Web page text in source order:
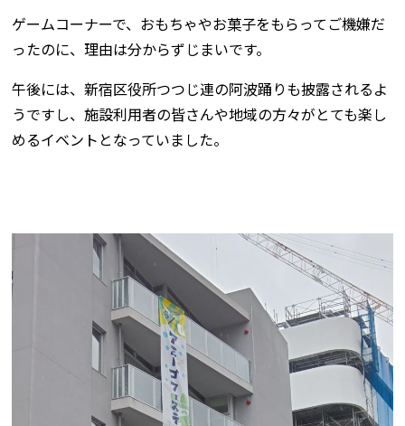
ゲームコーナーで、おもちゃやお菓子をもらってご機嫌だ
ったのに、理由は分からずじまいです。
午後には、新宿区役所つつじ連の阿波踊りも披露されるよ
うですし、施設利用者の皆さんや地域の方々がとても楽し
めるイベントとなっていました。